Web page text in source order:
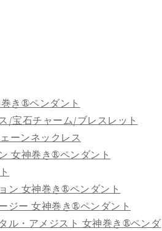
き®ペンダント
/宝石チャーム/ブレスレット
ーンネックレス
女神巻き®ペンダント
ン 女神巻き®ペンダント
ジー 女神巻き®ペンダント
ル・アメジスト 女神巻き®ペンダ